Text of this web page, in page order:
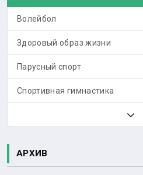
Волейбол
Здоровый образ жизни
Парусный спорт
Спортивная гимнастика
АРХИВ